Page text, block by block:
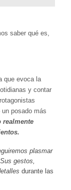
saber qué es,
que evoca la
y contar
posado más
realmente
plasmar
Sus gestos,
durante las